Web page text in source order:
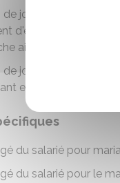
de jours de repos à un
d'enfant gravement
aidant
de jours de repos à un
est décédé
du salarié pour
du salarié pour le